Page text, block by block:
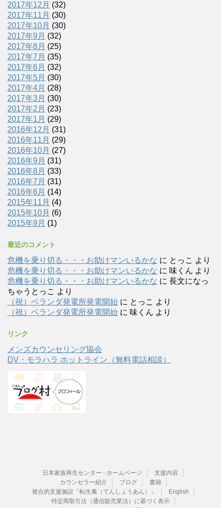
2017年12月 (32)
2017年11月 (30)
2017年10月 (30)
2017年9月 (32)
2017年8月 (25)
2017年7月 (35)
2017年6月 (32)
2017年5月 (30)
2017年4月 (28)
2017年3月 (30)
2017年2月 (23)
2017年1月 (29)
2016年12月 (31)
2016年11月 (29)
2016年10月 (27)
2016年9月 (31)
2016年8月 (33)
2016年7月 (31)
2016年6月 (14)
2015年11月 (4)
2015年10月 (6)
2015年9月 (1)
最近のコメント
危機を乗り切る・・・お助けマンいるかな に とっこ より
危機を乗り切る・・・お助けマンいるかな に 味くん より
危機を乗り切る・・・お助けマンいるかな に 長文になっ
ちゃうとっこ より
（祝）ベランダ発電所発電開始 に とっこ より
（祝）ベランダ発電所発電開始 に 味くん より
リンク
メンズカウンセリング協会
DV・モラハラ ホットライン（無料電話相談）
日本家族再生センター - ホームページ
支援内容
カウンセラー紹介
ブログ
書籍
複合的支援施設「転生庵（てんしょうあん）」
English
特定商取引法（通信販売業法）に基づく表示